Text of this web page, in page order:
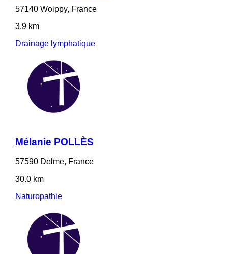
57140 Woippy, France
3.9 km
Drainage lymphatique
Mélanie POLLÈS
57590 Delme, France
30.0 km
Naturopathie